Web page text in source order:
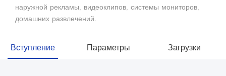
наружной рекламы, видеоклипов, системы мониторов,
домашних развлечений.
Вступление Параметры Загрузки